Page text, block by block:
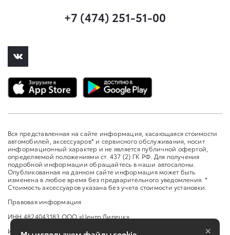
+7 (474) 251-51-00
Вся представленная на сайте информация, касающаяся стоимости
автомобилей, аксессуаров* и сервисного обслуживания, носит
информационный характер и не является публичной офертой,
определяемой положениями ст. 437 (2) ГК РФ. Для получения
подробной информации обращайтесь в наши автосалоны.
Опубликованная на данном сайте информация может быть
изменена в любое время без предварительного уведомления. *
Стоимость аксессуаров указана без учета стоимости установки.
Правовая информация
ИНН 4824043183 ООО «Центр Липецк»
Изменить настройку cookies
×